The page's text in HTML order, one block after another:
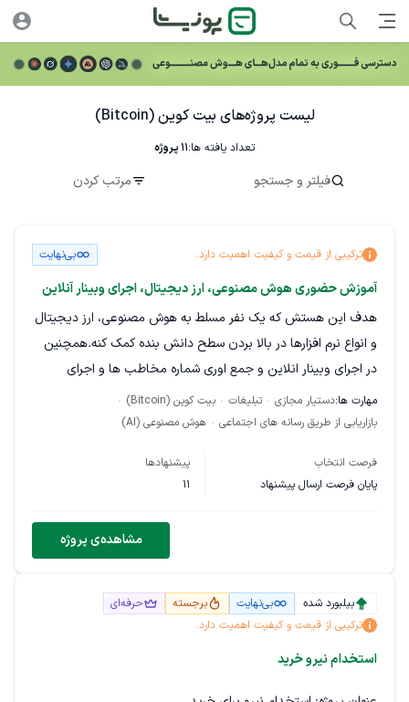
لیست پروژه‌های بیت کوین (Bitcoin)
تعداد یافته ها:11پروژه
فیلتر و جستجو مرتب کردن
ترکیبی از قیمت و کیفیت اهمیت دارد. بی‌نهایت
آموزش حضوری هوش مصنوعی، ارز دیجیتال، اجرای وبینار آنلاین
هدف این هستش که یک نفر مسلط به هوش مصنوعی، ارز دیجیتال
و انواع نرم افزارها در بالا بردن سطح دانش بنده کمک کنه.همچنین
در اجرای وبینار انلاین و جمع اوری شماره مخاطب ها و اجرای
تبلیغات در شبکه های اجتماعی، تخصص کافی وجود داشته باشد.
مهارت ها:دستیار مجازی تبلیغات
بیت کوین (Bitcoin)
بازاریابی از طریق رسانه های اجتماعی
هوش مصنوعی (AI)
فرصت انتخاب
پایان فرصت ارسال پیشنهاد
پیشنهادها
11
مشاهده‌ی پروژه
ترکیبی از قیمت و کیفیت اهمیت دارد.
بیلبورد شده بی‌نهایت برجسته حرفه‌ای
استخدام نیرو خرید